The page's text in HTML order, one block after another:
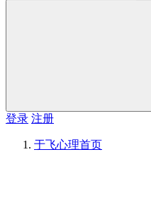
登录 注册
于飞心理首页